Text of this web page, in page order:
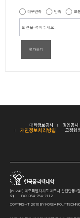
매우만족 만족 보
평가하기
대학정보공시 경영공시
개인정보처리방침 고정형
[63243] 제주특별자치도 제주시 산천단
2)
FAX 064-754-7112
COPYRIGHT 2010 BY KOREA